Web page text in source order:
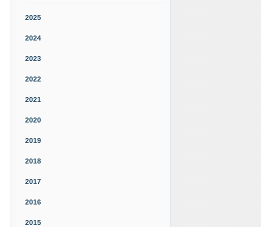
2025
2024
2023
2022
2021
2020
2019
2018
2017
2016
2015